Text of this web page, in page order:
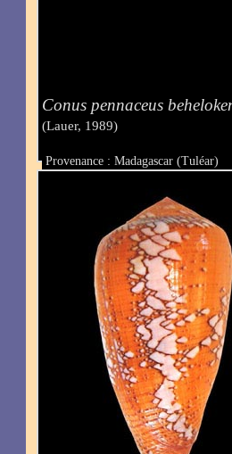
Conus pennaceus
(Lauer, 1989)
Provenance : Madagascar (Tuléar)
Taille : 65.6 mm